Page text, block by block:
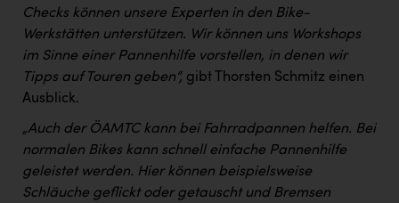
Checks können unsere Experten in den Bike-
Werkstätten unterstützen. Wir können uns Workshops
im Sinne einer Pannenhilfe vorstellen, in denen wir
Tipps auf Touren geben“, gibt Thorsten Schmitz einen
Ausblick.
„Auch der ÖAMTC kann bei Fahrradpannen helfen. Bei
normalen Bikes kann schnell einfache Pannenhilfe
geleistet werden. Hier können beispielsweise
Schläuche geflickt oder getauscht und Bremsen